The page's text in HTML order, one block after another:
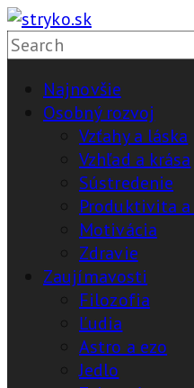
Skip
to
content
stryko.sk
Pomôže,
vysvetlí,
Najnovšie
Osobný rozvoj
Vzťahy a láska
Vzhľad a krása
Sústredenie
Produktivita
Motivácia
Zdravie
Zaujímavosti
Filozofia
Ľudia
Astro a ezo
Jedlo